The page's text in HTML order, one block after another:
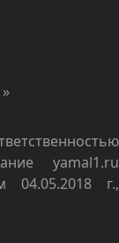
yamal1.ru
04.05.2018 г.,